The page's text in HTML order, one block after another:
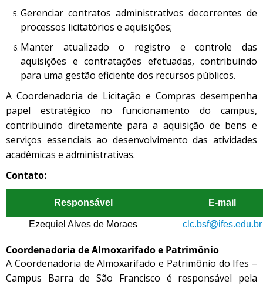
Gerenciar contratos administrativos decorrentes de
processos licitatórios e aquisições;
Manter atualizado o registro e controle das
aquisições e contratações efetuadas, contribuindo
para uma gestão eficiente dos recursos públicos.
A Coordenadoria de Licitação e Compras desempenha
papel estratégico no funcionamento do campus,
contribuindo diretamente para a aquisição de bens e
serviços essenciais ao desenvolvimento das atividades
acadêmicas e administrativas.
Contato:
Responsável E-mail
Ezequiel Alves de Moraes clc.bsf@ifes.edu.br
Coordenadoria de Almoxarifado e Patrimônio
A Coordenadoria de Almoxarifado e Patrimônio do Ifes –
Campus Barra de São Francisco é responsável pela